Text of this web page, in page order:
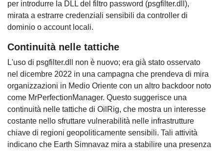
per introdurre la DLL del filtro password (psgfilter.dll),
mirata a estrarre credenziali sensibili da controller di
dominio o account locali.
Continuità nelle tattiche
L'uso di psgfilter.dll non è nuovo; era già stato osservato
nel dicembre 2022 in una campagna che prendeva di mira
organizzazioni in Medio Oriente con un altro backdoor noto
come MrPerfectionManager. Questo suggerisce una
continuità nelle tattiche di OilRig, che mostra un interesse
costante nello sfruttare vulnerabilità nelle infrastrutture
chiave di regioni geopoliticamente sensibili. Tali attività
indicano che Earth Simnavaz mira a stabilire una presenza